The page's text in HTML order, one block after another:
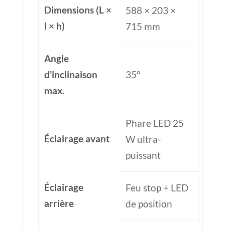
Dimensions (L ×
l × h)
588 × 203 ×
715 mm
Angle
d’inclinaison
max.
35°
Éclairage avant
Phare LED 25
W ultra-
puissant
Éclairage
arrière
Feu stop + LED
de position